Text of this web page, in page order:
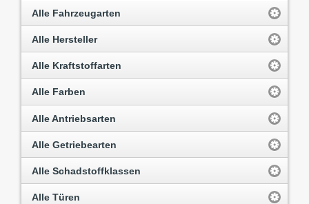
Alle Fahrzeugarten
Alle Hersteller
Alle Kraftstoffarten
Alle Farben
Alle Antriebsarten
Alle Getriebearten
Alle Schadstoffklassen
Alle Türen